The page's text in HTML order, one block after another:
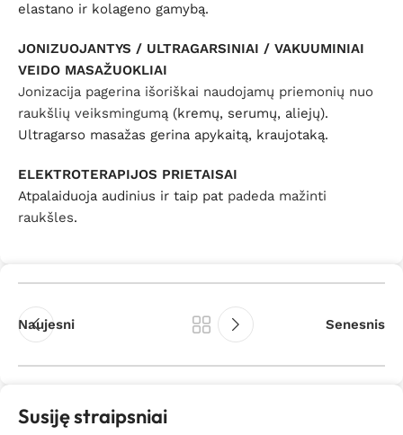
elastano ir kolageno gamybą.
JONIZUOJANTYS / ULTRAGARSINIAI / VAKUUMINIAI
VEIDO MASAŽUOKLIAI
Jonizacija pagerina išoriškai naudojamų priemonių nuo
raukšlių veiksmingumą (kremų, serumų, aliejų).
Ultragarso masažas gerina apykaitą, kraujotaką.
ELEKTROTERAPIJOS PRIETAISAI
Atpalaiduoja audinius ir taip pat padeda mažinti
raukšles.
Naujesni Senesnis
Susiję straipsniai